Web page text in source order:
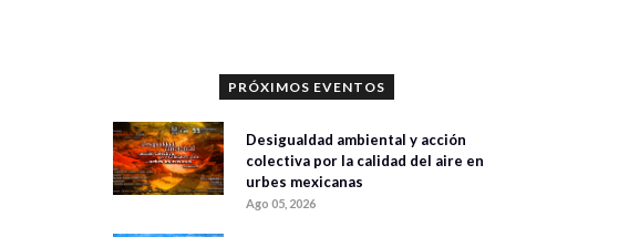
PRÓXIMOS EVENTOS
Desigualdad ambiental y acción
colectiva por la calidad del aire en
urbes mexicanas
Ago 05, 2026